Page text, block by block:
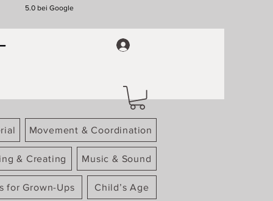
5.0 bei Google
Movement & Coordination
& Creating Music & Sound
for Grown-Ups Child’s Age